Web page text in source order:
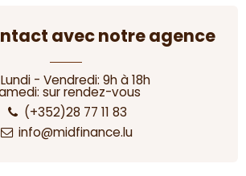
avec notre agence
Lundi - Vendredi: 9h à 18h
sur rendez-vous
(+352)28 77 11 83
info@midfinance.lu